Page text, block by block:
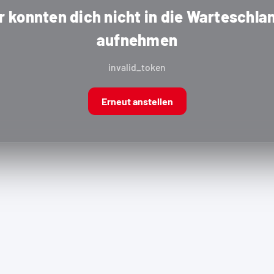
konnten dich nicht in die
aufnehmen
invalid_token
Erneut anstellen